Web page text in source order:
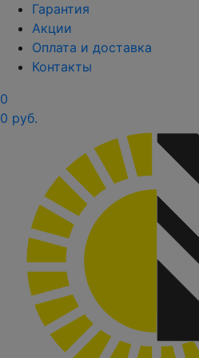
Гарантия
Акции
Оплата и доставка
Контакты
0
0 руб.